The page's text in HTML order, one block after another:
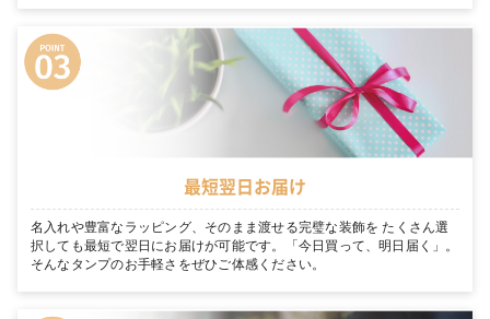
最短翌日お届け
名入れや豊富なラッピング、そのまま渡せる完璧な装飾を たくさん選
択しても最短で翌日にお届けが可能です。「今日買って、明日届く」。
そんなタンプのお手軽さをぜひご体感ください。